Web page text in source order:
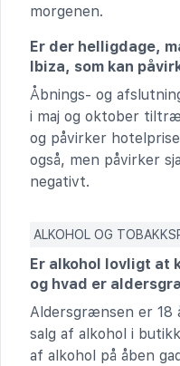
morgenen.
Er der helligdage,
Ibiza, som kan
Åbnings- og
i maj og oktober
og påvirker
også, men påvirker
negativt.
ALKOHOL OG
Er alkohol lovligt at
og hvad er
Aldersgrænsen er 18
salg af alkohol i
af alkohol på åben